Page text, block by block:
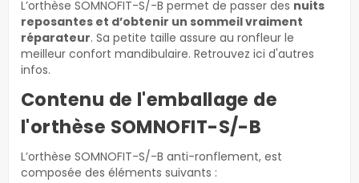
L’orthèse SOMNOFIT-S/-B permet de passer des nuits
reposantes et d’obtenir un sommeil vraiment
réparateur. Sa petite taille assure au ronfleur le
meilleur confort mandibulaire. Retrouvez ici d'autres
infos.
Contenu de l'emballage de
l'orthèse SOMNOFIT-S/-B
L’orthèse SOMNOFIT-S/-B anti-ronflement, est
composée des éléments suivants :